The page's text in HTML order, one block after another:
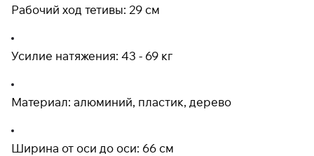
Рабочий ход тетивы: 29 см
Усилие натяжения: 43 - 69 кг
Материал: алюминий, пластик, дерево
Ширина от оси до оси: 66 см